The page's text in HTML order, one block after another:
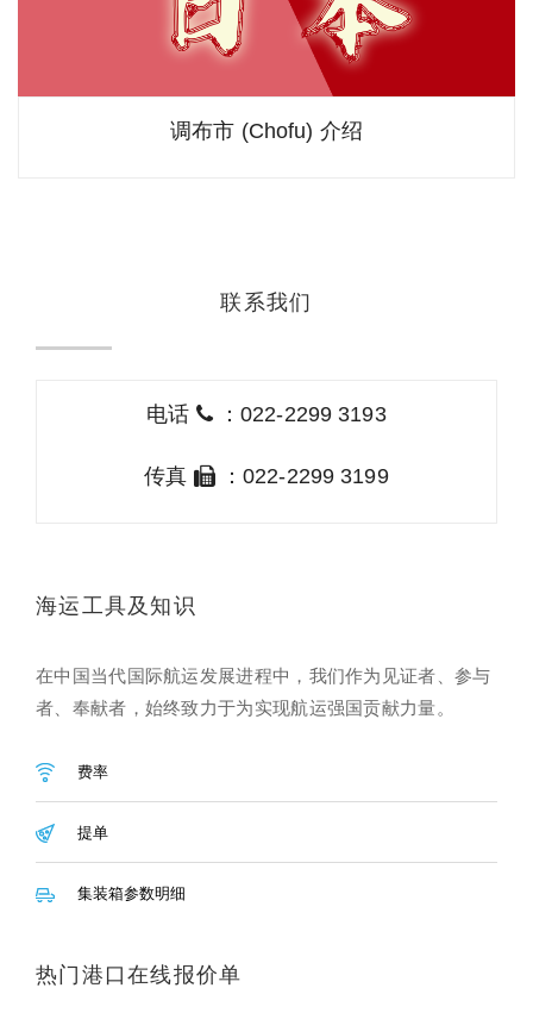
调布市 (Chofu) 介绍
联系我们
电话 ：022-2299 3193
传真 ：022-2299 3199
海运工具及知识
在中国当代国际航运发展进程中，我们作为见证者、参与
者、奉献者，始终致力于为实现航运强国贡献力量。
费率
提单
集装箱参数明细
热门港口在线报价单